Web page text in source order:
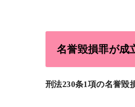
名誉毀損罪が成
刑法230条1項の名誉毀